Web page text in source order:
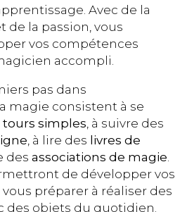
Avec de la
de la passion, vous
vos compétences
accompli.
pas dans
magie consistent à se
tours simples, à suivre des
, à lire des livres de
des associations de magie.
de développer vos
préparer à réaliser des
des objets du quotidien.